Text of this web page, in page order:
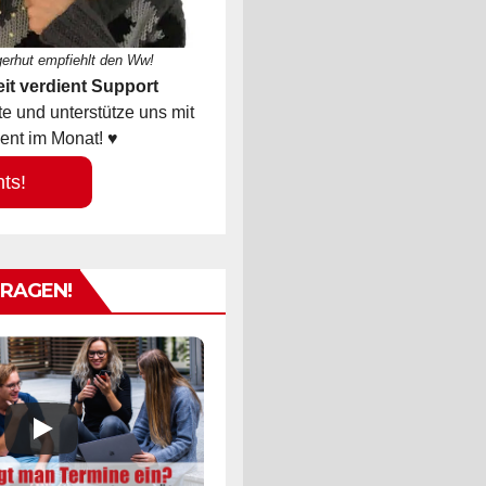
empfiehlt den Ww!
verdient Support
und unterstütze uns mit
im Monat! ♥